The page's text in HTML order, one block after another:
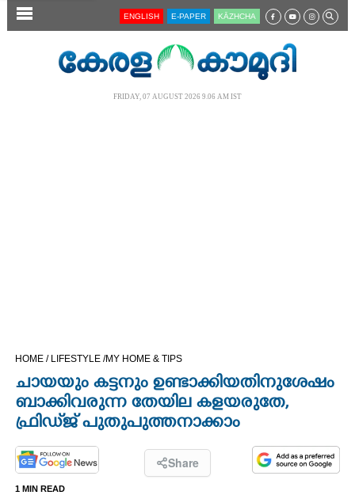
SECTIONS
OPINION
PHOTOS
ENGLISH E-PAPER KĀZHCHA
FRIDAY, 07 AUGUST 2026 9.06 AM IST
HOME / LIFESTYLE /MY HOME & TIPS
ചായയും കട്ടനും ഉണ്ടാക്കിയതിനുശേഷം
ബാക്കിവരുന്ന തേയില കളയരുതേ,
ഫ്രിഡ്‌ജ് പുതുപുത്തനാക്കാം
Share
1 MIN READ